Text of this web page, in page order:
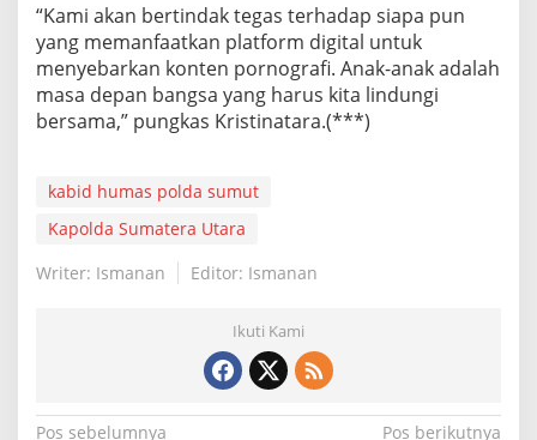
“Kami akan bertindak tegas terhadap siapa pun
yang memanfaatkan platform digital untuk
menyebarkan konten pornografi. Anak-anak adalah
masa depan bangsa yang harus kita lindungi
bersama,” pungkas Kristinatara.(***)
kabid humas polda sumut
Kapolda Sumatera Utara
Writer: Ismanan
Editor: Ismanan
Ikuti Kami
Pos sebelumnya
Pos berikutnya